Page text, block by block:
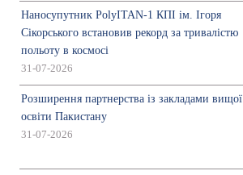
Наносупутник PolyITAN-1 КПІ ім. Ігоря
Сікорського встановив рекорд за тривалістю
польоту в космосі
31-07-2026
Розширення партнерства із закладами вищої
освіти Пакистану
31-07-2026